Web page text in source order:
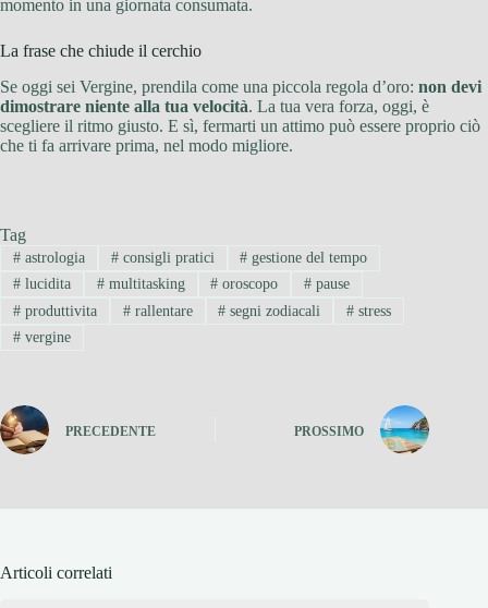
momento in una giornata consumata.
La frase che chiude il cerchio
Se oggi sei Vergine, prendila come una piccola regola d’oro: non devi
dimostrare niente alla tua velocità. La tua vera forza, oggi, è
scegliere il ritmo giusto. E sì, fermarti un attimo può essere proprio ciò
che ti fa arrivare prima, nel modo migliore.
Tag
#astrologia #consigli pratici # gestione del tempo
#lucidita #multitasking # oroscopo # pause
#produttivita #rallentare # segni zodiacali # stress
#vergine
PRECEDENTE PROSSIMO
Articoli correlati